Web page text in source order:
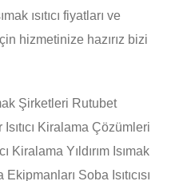
ısıtıcı fiyatları ve
hizmetinize hazırız bizi
Şirketleri Rutubet
Kiralama Çözümleri
Kiralama Yıldırım Isımak
Soba Isıtıcısı